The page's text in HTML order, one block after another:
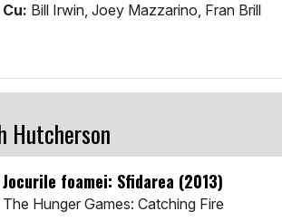
Cu: Bill Irwin, Joey Mazzarino, Fran Brill
Hutcherson
Jocurile foamei: Sfidarea (2013)
The Hunger Games: Catching Fire